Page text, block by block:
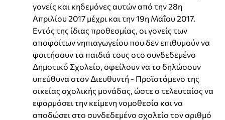
γονείς και κηδεμόνες αυτών από την 28η
Απριλίου 2017 μέχρι και την 19η Μαΐου 2017.
Εντός της ίδιας προθεσμίας, οι γονείς των
αποφοίτων νηπιαγωγείου που δεν επιθυμούν να
φοιτήσουν τα παιδιά τους στο συνδεδεμένο
Δημοτικό Σχολείο, οφείλουν να το δηλώσουν
υπεύθυνα στον Διευθυντή - Προϊστάμενο της
οικείας σχολικής μονάδας, ώστε ο τελευταίος να
εφαρμόσει την κείμενη νομοθεσία και να
αποδώσει στο συνδεδεμένο σχολείο τον αριθμό